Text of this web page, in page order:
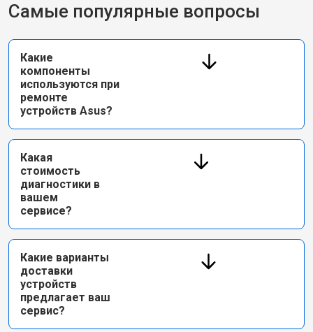
Самые популярные вопросы
Какие
компоненты
используются при
ремонте
устройств Asus?
Какая
стоимость
диагностики в
вашем
сервисе?
Какие варианты
доставки
устройств
предлагает ваш
сервис?